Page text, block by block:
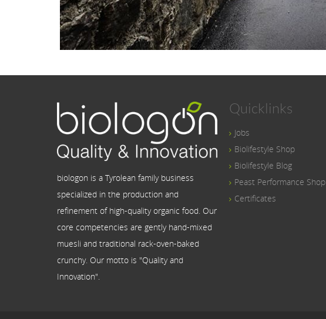
biologon is a Tyrolean family business
specialized in the production and
refinement of high-quality organic food. Our
core competencies are gently hand-mixed
muesli and traditional rack-oven-baked
crunchy. Our motto is "Quality and
Innovation".
Quicklinks
Jobs
Biolifestyle Shop
Biolifestyle Blog
Peast Performance Shop
Certificates